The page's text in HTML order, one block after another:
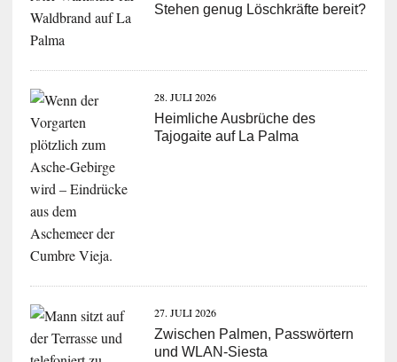
Stehen genug Löschkräfte bereit?
28. JULI 2026
Heimliche Ausbrüche des
Tajogaite auf La Palma
27. JULI 2026
Zwischen Palmen, Passwörtern
und WLAN-Siesta